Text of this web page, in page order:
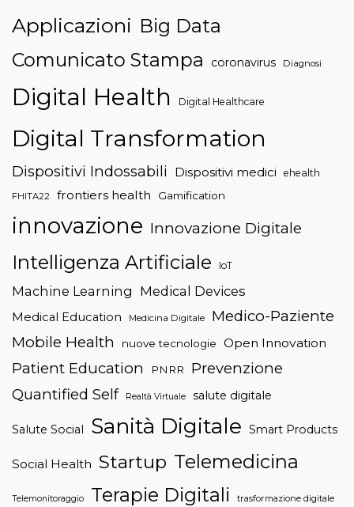
Applicazioni Big Data
Comunicato Stampa
coronavirus Diagnosi
Digital Health Digital Healthcare
Digital Transformation
Dispositivi Indossabili Dispositivi medici ehealth
FHITA22 frontiers health Gamification
innovazione Innovazione Digitale
Intelligenza Artificiale IoT
Machine Learning Medical Devices
Medical Education Medicina Digitale
Medico-Paziente
Mobile Health
nuove tecnologie Open Innovation
Patient Education PNRR
Prevenzione
Quantified Self
Realtà Virtuale salute digitale
Salute Social Sanità Digitale Smart Products
Social Health Startup Telemedicina
Telemonitoraggio Terapie Digitali trasformazione digitale